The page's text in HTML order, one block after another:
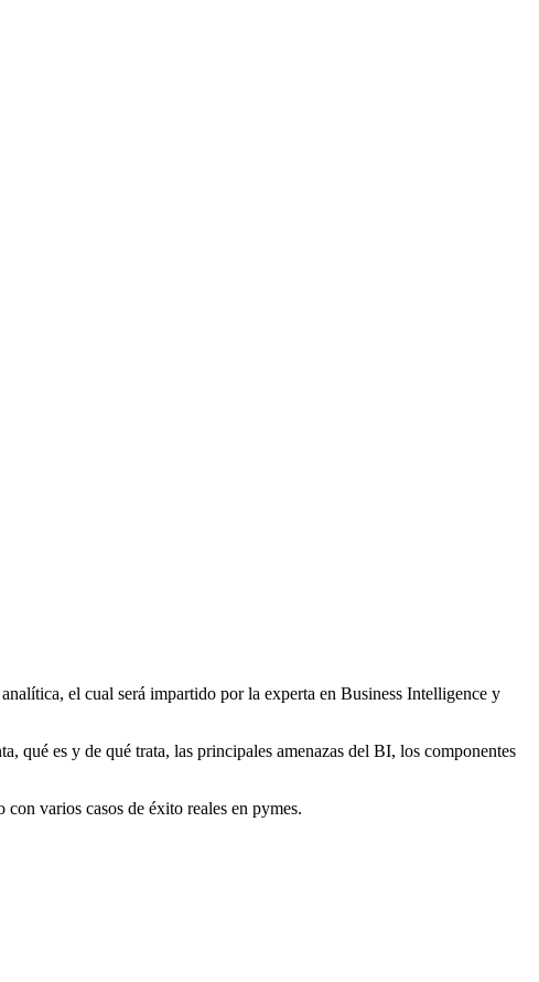
el cual será impartido por la experta en Business Intelligence y
qué es y de qué trata, las principales amenazas del BI, los componentes
varios casos de éxito reales en pymes.